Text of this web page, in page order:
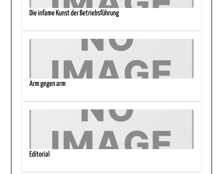
Die infame Kunst der Betriebsführung
Arm gegen arm
Editorial